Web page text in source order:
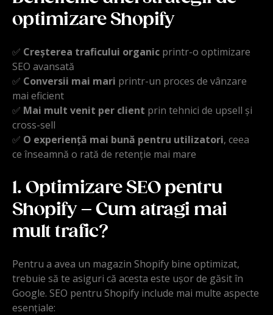
optimizare Shopify
✅ Creșterea traficului organic printr-o optimizare
SEO avansată
✅ Conversii mai mari printr-un proces de vânzare
mai eficient
✅ Mai mult venit per client prin tehnici de upsell și
cross-sell
✅ O experiență mai bună pentru utilizatori, ceea
ce înseamnă o rată de retenție mai mare
1. Optimizare SEO pentru
Shopify – Cum atragi mai
mult trafic?
Pentru a avea un magazin Shopify bine optimizat,
trebuie să te asiguri că acesta este ușor de găsit în
Google. SEO pentru Shopify include mai multe aspecte
esențiale: